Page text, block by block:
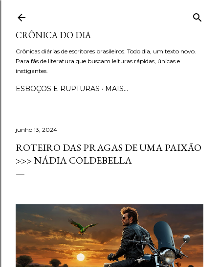
CRÔNICA DO DIA
Crônicas diárias de escritores brasileiros. Todo dia, um texto novo.
Para fãs de literatura que buscam leituras rápidas, únicas e
instigantes.
ESBOÇOS E RUPTURAS MAIS…
junho 13, 2024
ROTEIRO DAS PRAGAS DE UMA PAIXÃO
>>> NÁDIA COLDEBELLA